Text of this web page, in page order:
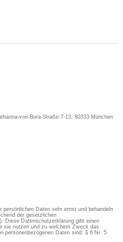
von-Bora-Straße 7-13, 80333 München
Daten sehr ernst und behandeln
der gesetzlichen
Diese Datenschutzerklärung gibt einen
sie nutzen und zu welchem Zweck das
personenbezogenen Daten sind: § 6 Nr. 5